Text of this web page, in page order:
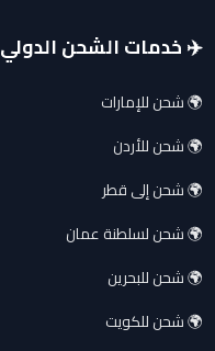
✈️ خدمات الشحن الدولي
🌍 شحن للإمارات
🌍 شحن للأردن
🌍 شحن إلى قطر
🌍 شحن لسلطنة عمان
🌍 شحن للبحرين
🌍 شحن للكويت